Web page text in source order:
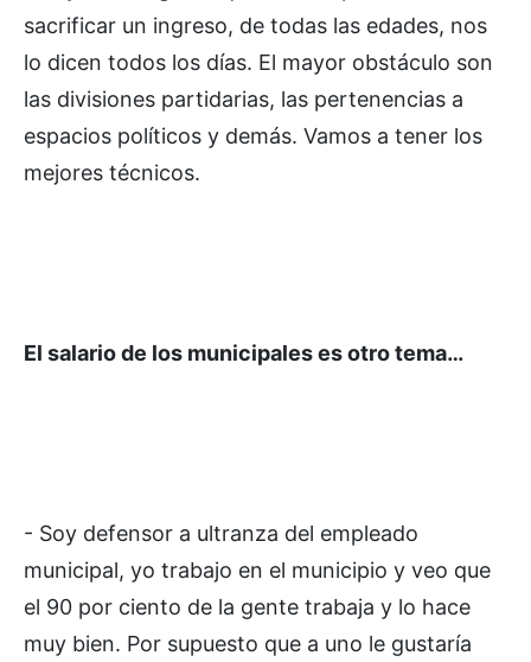
sacrificar un ingreso, de todas las edades, nos
lo dicen todos los días. El mayor obstáculo son
las divisiones partidarias, las pertenencias a
espacios políticos y demás. Vamos a tener los
mejores técnicos.
El salario de los municipales es otro tema…
- Soy defensor a ultranza del empleado
municipal, yo trabajo en el municipio y veo que
el 90 por ciento de la gente trabaja y lo hace
muy bien. Por supuesto que a uno le gustaría